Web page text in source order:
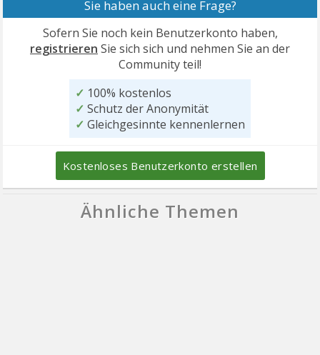
Sie haben auch eine Frage?
Sofern Sie noch kein Benutzerkonto haben,
registrieren Sie sich sich und nehmen Sie an der
Community teil!
✓ 100% kostenlos
✓ Schutz der Anonymität
✓ Gleichgesinnte kennenlernen
Kostenloses Benutzerkonto erstellen
Ähnliche Themen